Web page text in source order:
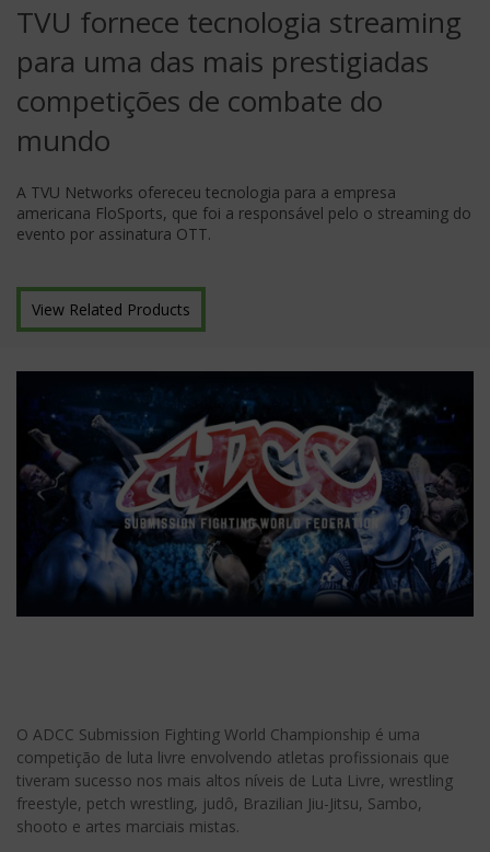
TVU fornece tecnologia streaming
para uma das mais prestigiadas
competições de combate do
mundo
A TVU Networks ofereceu tecnologia para a empresa
americana FloSports, que foi a responsável pelo o streaming do
evento por assinatura OTT.
View Related Products
O ADCC Submission Fighting World Championship é uma
competição de luta livre envolvendo atletas profissionais que
tiveram sucesso nos mais altos níveis de Luta Livre, wrestling
freestyle, petch wrestling, judô, Brazilian Jiu-Jitsu, Sambo,
shooto e artes marciais mistas.